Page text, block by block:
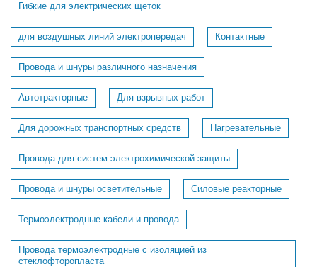
Гибкие для электрических щеток
для воздушных линий электропередач Контактные
Провода и шнуры различного назначения
Автотракторные Для взрывных работ
Для дорожных транспортных средств Нагревательные
Провода для систем электрохимической защиты
Провода и шнуры осветительные Силовые реакторные
Термоэлектродные кабели и провода
Провода термоэлектродные с изоляцией из
стеклофторопласта